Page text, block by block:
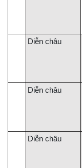
Diễn châu
Diễn châu
Diễn châu